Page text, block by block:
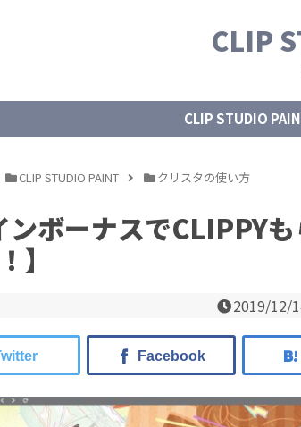
CLIP
CLIP STUDIO
CLIP STUDIO PAINT クリスタの使い方
ンボーナスでCLIPPY
】
2019/12/